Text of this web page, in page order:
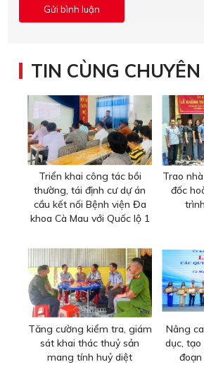
TIN CÙNG
Triển khai công tác bồi
thường, tái định cư dự án
cầu kết nối Bệnh viện Đa
khoa Cà Mau với Quốc lộ 1
Trao
đốc
Tăng cường kiểm tra, giám
sát khai thác thuỷ sản
mang tính huỷ diệt
Nâng
dục,